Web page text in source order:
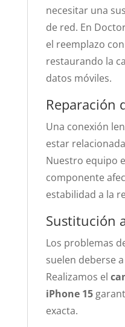
necesitar una
de red. En
el reemplazo
restaurando la
datos móviles.
Reparación
Una conexión
estar
Nuestro equipo
componente
estabilidad a la
Sustitución
Los problemas
suelen deberse
Realizamos el
iPhone 15
exacta.